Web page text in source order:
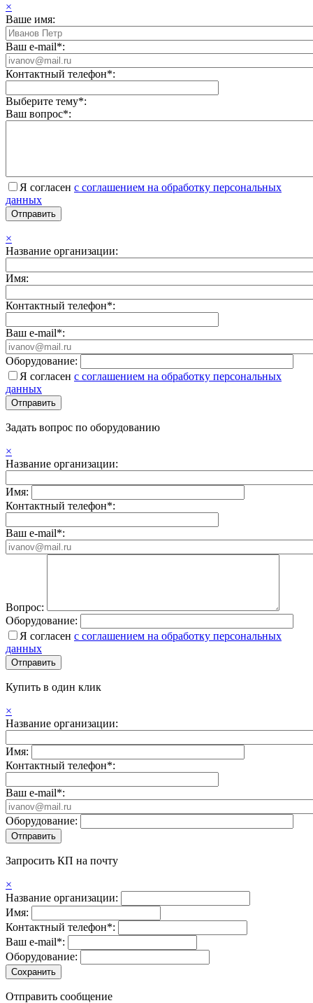
×
Ваше имя:
Ваш e-mail*:
Контактный телефон*:
Выберите тему*:
Ваш вопрос*:
Я согласен с соглашением на обработку персональных
данных
×
Название организации:
Имя:
Контактный телефон*:
Ваш e-mail*:
Оборудование:
Я согласен с соглашением на обработку персональных
данных
Задать вопрос по оборудованию
×
Название организации:
Имя:
Контактный телефон*:
Ваш e-mail*:
Вопрос:
Оборудование:
Я согласен с соглашением на обработку персональных
данных
Купить в один клик
×
Название организации:
Имя:
Контактный телефон*:
Ваш e-mail*:
Оборудование:
Запросить КП на почту
×
Название организации:
Имя:
Контактный телефон*:
Ваш e-mail*:
Оборудование:
Отправить сообщение